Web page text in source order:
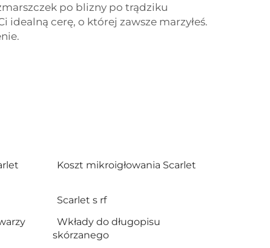
po blizny po trądziku
cerę, o której zawsze marzyłeś.
Koszt mikroigłowania Scarlet
Scarlet s rf
Wkłady do długopisu
skórzanego